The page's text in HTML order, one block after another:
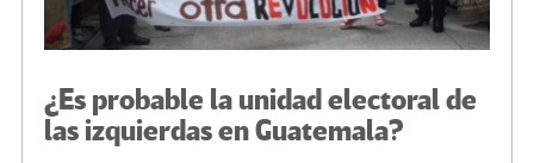
¿Es probable la unidad electoral de
las izquierdas en Guatemala?